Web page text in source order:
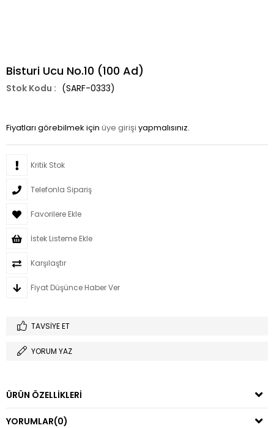
Bisturi Ucu No.10 (100 Ad)
(SARF-0333)
Fiyatları görebilmek için üye girişi yapmalısınız.
Kritik Stok
Telefonla Sipariş
Favorilere Ekle
İstek Listeme Ekle
Karşılaştır
Fiyat Düşünce Haber Ver
TAVSIYE ET
YORUM YAZ
ÜRÜN ÖZELLIKLERI
YORUMLAR(0)